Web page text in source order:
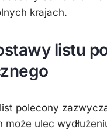
krajach.
listu
polecony
ulec